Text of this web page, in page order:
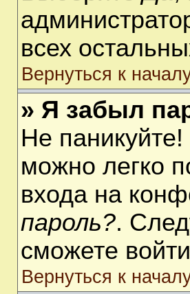
всех
Вернуться к
» Я забыл
Не
можно легко
входа на
пароль?.
сможете
Вернуться к